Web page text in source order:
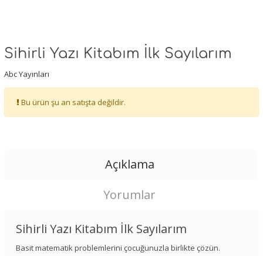
Sihirli Yazı Kitabım İlk Sayılarım
Abc Yayınları
Bu ürün şu an satışta değildir.
Açıklama
Yorumlar
Sihirli Yazı Kitabım İlk Sayılarım
Basit matematik problemlerini çocuğunuzla birlikte çözün.